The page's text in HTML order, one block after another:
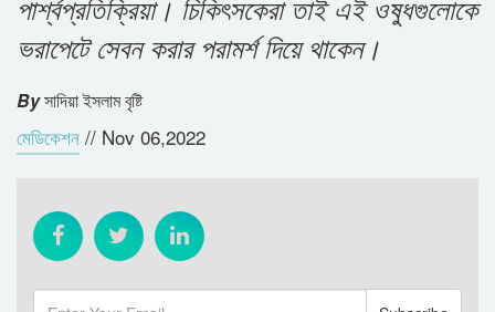
পার্শ্বপ্রতিক্রিয়া। চিকিৎসকেরা তাই এই ওষুধগুলোকে
ভরাপেটে সেবন করার পরামর্শ দিয়ে থাকেন।
Byসাদিয়া ইসলাম বৃষ্টি
মেডিকেশন // Nov 06,2022